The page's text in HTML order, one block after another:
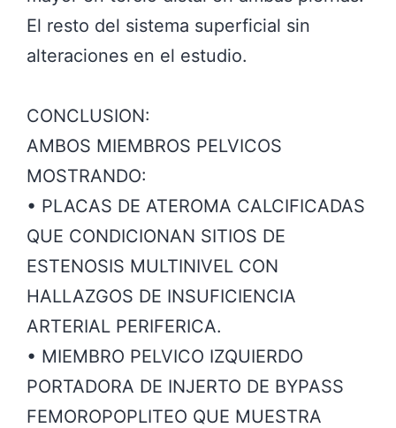
El resto del sistema superficial sin
alteraciones en el estudio.
CONCLUSION:
AMBOS MIEMBROS PELVICOS
MOSTRANDO:
• PLACAS DE ATEROMA CALCIFICADAS
QUE CONDICIONAN SITIOS DE
ESTENOSIS MULTINIVEL CON
HALLAZGOS DE INSUFICIENCIA
ARTERIAL PERIFERICA.
• MIEMBRO PELVICO IZQUIERDO
PORTADORA DE INJERTO DE BYPASS
FEMOROPOPLITEO QUE MUESTRA